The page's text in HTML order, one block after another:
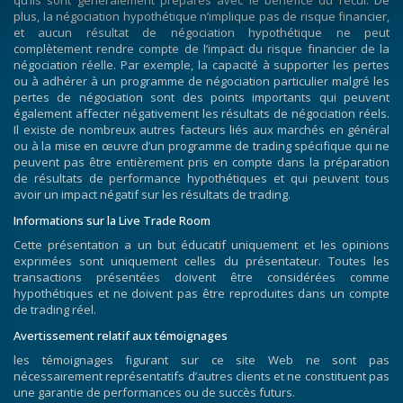
plus, la négociation hypothétique n’implique pas de risque financier,
et aucun résultat de négociation hypothétique ne peut
complètement rendre compte de l’impact du risque financier de la
négociation réelle. Par exemple, la capacité à supporter les pertes
ou à adhérer à un programme de négociation particulier malgré les
pertes de négociation sont des points importants qui peuvent
également affecter négativement les résultats de négociation réels.
Il existe de nombreux autres facteurs liés aux marchés en général
ou à la mise en œuvre d’un programme de trading spécifique qui ne
peuvent pas être entièrement pris en compte dans la préparation
de résultats de performance hypothétiques et qui peuvent tous
avoir un impact négatif sur les résultats de trading.
Informations sur la Live Trade Room
Cette présentation a un but éducatif uniquement et les opinions
exprimées sont uniquement celles du présentateur. Toutes les
transactions présentées doivent être considérées comme
hypothétiques et ne doivent pas être reproduites dans un compte
de trading réel.
Avertissement relatif aux témoignages
les témoignages figurant sur ce site Web ne sont pas
nécessairement représentatifs d’autres clients et ne constituent pas
une garantie de performances ou de succès futurs.